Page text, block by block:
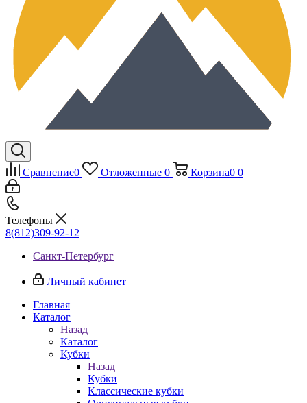
Сравнение0 Отложенные 0 Корзина0 0
Телефоны
8(812)309-92-12
Санкт-Петербург
Личный кабинет
Главная
Каталог
Назад
Каталог
Кубки
Назад
Кубки
Классические кубки